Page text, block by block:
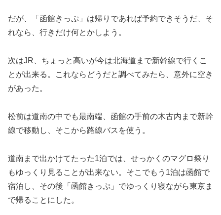
だが、「函館きっぷ」は帰りであれば予約できそうだ、そ
れなら、行きだけ何とかしよう。
次はJR、ちょっと高いが今は北海道まで新幹線で行くこ
とが出来る。これならどうだと調べてみたら、意外に空き
があった。
松前は道南の中でも最南端、函館の手前の木古内まで新幹
線で移動し、そこから路線バスを使う。
道南まで出かけてたった1泊では、せっかくのマグロ祭り
もゆっくり見ることが出来ない。そこでもう1泊は函館で
宿泊し、その後「函館きっぷ」でゆっくり寝ながら東京ま
で帰ることにした。